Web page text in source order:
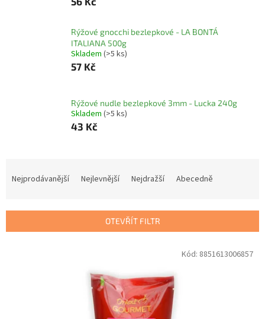
Rýžové gnocchi bezlepkové - LA BONTÁ
ITALIANA 500g
Skladem (>5 ks)
57 Kč
Rýžové nudle bezlepkové 3mm - Lucka 240g
Skladem (>5 ks)
43 Kč
í
Nejprodávanější Nejlevnější Nejdražší Abecedně
OTEVŘÍT FILTR
Kód: 8851613006857